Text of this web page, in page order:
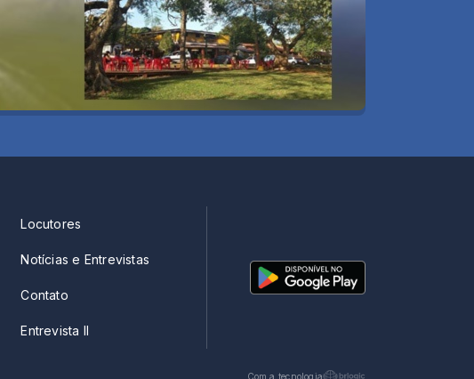
Locutores
Notícias e Entrevistas
Contato
Entrevista II
Com a tecnologia